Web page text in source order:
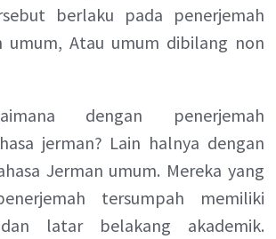
berlaku pada penerjemah
umum, Atau umum dibilang non
dengan penerjemah
jerman? Lain halnya dengan
Jerman umum. Mereka yang
tersumpah memiliki
latar belakang akademik.